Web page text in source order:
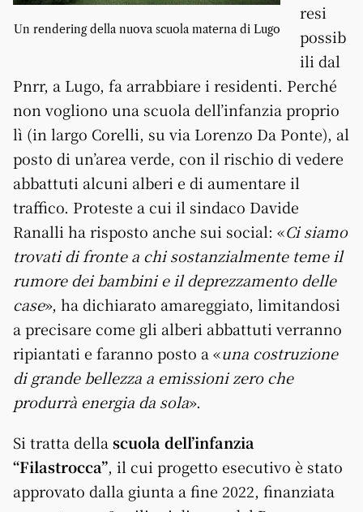
Un rendering della nuova scuola materna di Lugo
resi
possib
ili dal
Pnrr, a Lugo, fa arrabbiare i residenti. Perché
non vogliono una scuola dell’infanzia proprio
lì (in largo Corelli, su via Lorenzo Da Ponte), al
posto di un’area verde, con il rischio di vedere
abbattuti alcuni alberi e di aumentare il
traffico. Proteste a cui il sindaco Davide
Ranalli ha risposto anche sui social: «Ci siamo
trovati di fronte a chi sostanzialmente teme il
rumore dei bambini e il deprezzamento delle
case», ha dichiarato amareggiato, limitandosi
a precisare come gli alberi abbattuti verranno
ripiantati e faranno posto a «una costruzione
di grande bellezza a emissioni zero che
produrrà energia da sola».
Si tratta della scuola dell’infanzia
“Filastrocca”, il cui progetto esecutivo è stato
approvato dalla giunta a fine 2022, finanziata